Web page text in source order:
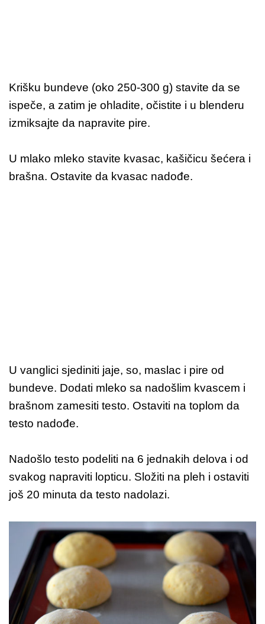
Krišku bundeve (oko 250-300 g) stavite da se
ispeče, a zatim je ohladite, očistite i u blenderu
izmiksajte da napravite pire.
U mlako mleko stavite kvasac, kašičicu šećera i
brašna. Ostavite da kvasac nadođe.
U vanglici sjediniti jaje, so, maslac i pire od
bundeve. Dodati mleko sa nadošlim kvascem i
brašnom zamesiti testo. Ostaviti na toplom da
testo nadođe.
Nadošlo testo podeliti na 6 jednakih delova i od
svakog napraviti lopticu. Složiti na pleh i ostaviti
još 20 minuta da testo nadolazi.